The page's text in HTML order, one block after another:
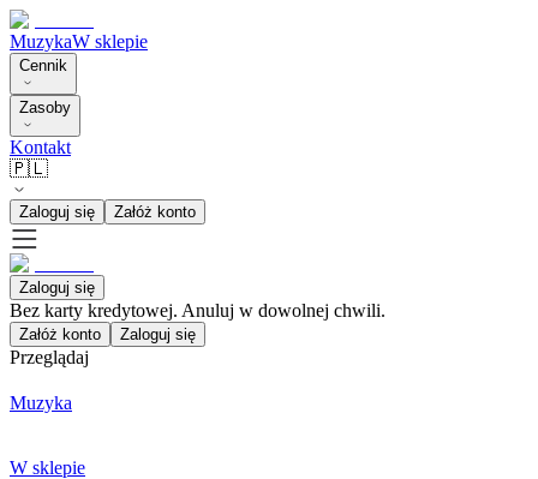
MuzykaW sklepie
Cennik
Zasoby
Kontakt
🇵🇱
Zaloguj się Załóż konto
Zaloguj się
Bez karty kredytowej. Anuluj w dowolnej chwili.
Załóż konto Zaloguj się
Przeglądaj
Muzyka
W sklepie